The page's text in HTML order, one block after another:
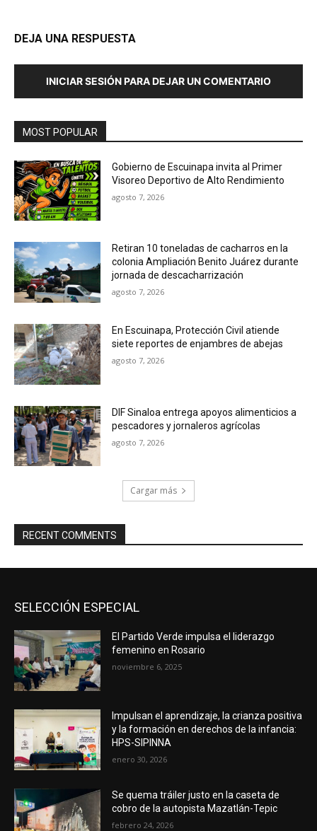
DEJA UNA RESPUESTA
INICIAR SESIÓN PARA DEJAR UN COMENTARIO
MOST POPULAR
Gobierno de Escuinapa invita al Primer
Visoreo Deportivo de Alto Rendimiento
agosto 7, 2026
Retiran 10 toneladas de cacharros en la
colonia Ampliación Benito Juárez durante
jornada de descacharrización
agosto 7, 2026
En Escuinapa, Protección Civil atiende
siete reportes de enjambres de abejas
agosto 7, 2026
DIF Sinaloa entrega apoyos alimenticios a
pescadores y jornaleros agrícolas
agosto 7, 2026
Cargar más
RECENT COMMENTS
SELECCIÓN ESPECIAL
El Partido Verde impulsa el liderazgo
femenino en Rosario
noviembre 6, 2025
Impulsan el aprendizaje, la crianza positiva
y la formación en derechos de la infancia:
HPS-SIPINNA
enero 30, 2026
Se quema tráiler justo en la caseta de
cobro de la autopista Mazatlán-Tepic
febrero 24, 2026